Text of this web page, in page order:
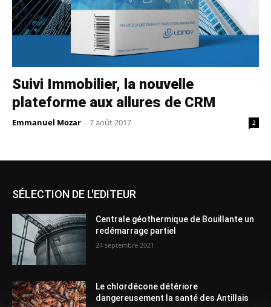
Suivi Immobilier, la nouvelle
plateforme aux allures de CRM
Emmanuel Mozar - 7 août 2017 2
SÉLECTION DE L'EDITEUR
Centrale géothermique de Bouillante un
redémarrage partiel
24 septembre 2021
Le chlordécone détériore
dangereusement la santé des Antillais